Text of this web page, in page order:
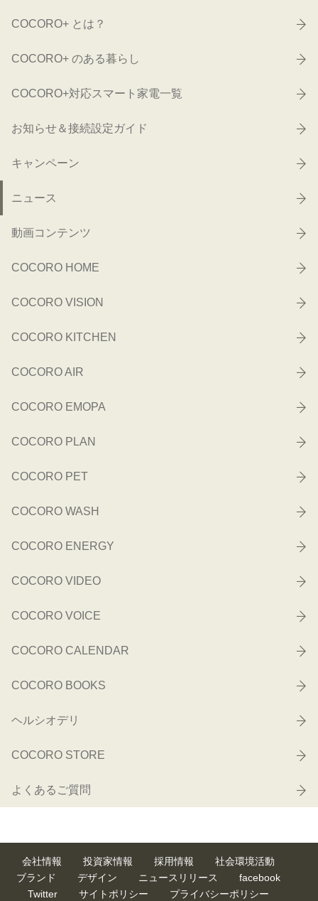
COCORO+ とは？
COCORO+ のある暮らし
COCORO+対応スマート家電一覧
お知らせ＆接続設定ガイド
キャンペーン
ニュース
動画コンテンツ
COCORO HOME
COCORO VISION
COCORO KITCHEN
COCORO AIR
COCORO EMOPA
COCORO PLAN
COCORO PET
COCORO WASH
COCORO ENERGY
COCORO VIDEO
COCORO VOICE
COCORO CALENDAR
COCORO BOOKS
ヘルシオデリ
COCORO STORE
よくあるご質問
会社情報 投資家情報 採用情報
社会環境活動
ブランド
デザイン ニュースリリース
facebook
Twitter
サイトポリシー プライバシーポリシー